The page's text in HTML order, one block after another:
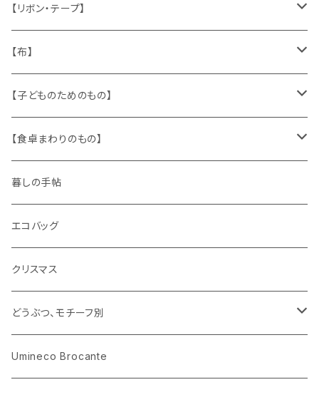
キャラクター
ピノキオ
メタル製品
缶、箱
陶磁器
文房具
木製品
ミニチュア、ドールハウス
シール、ステッカー、クロモス
袋、箱、ナプキン、コースター
パズル、ゲーム
古本、古雑誌、古えほん
古レコード
古せっけん
ラッピングペーパー、壁紙
スタンプ
文房具
貝
メタル
ガラス
プラスチック
紙
【リボン・テープ】
チロルテープ・イニシャルテープ
トリム
ワッペン
【布】
キッチンクロス、ナプキン
ニット
布地
【子どものためのもの】
身に着けるもの
【食卓まわりのもの】
ガラス
花びん
小物入れ
陶磁器
カップアンドソーサー
プレート
木製品
ホーロー
メタル
暮しの手帖
エコバッグ
クリスマス
どうぶつ、モチーフ別
くま、ベア
Umineco Brocante